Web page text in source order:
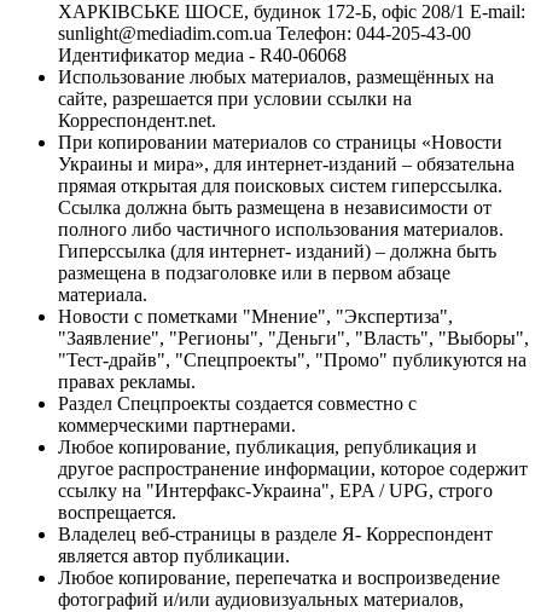
ХАРКІВСЬКЕ ШОСЕ, будинок 172-Б, офіс 208/1 E-mail:
sunlight@mediadim.com.ua Телефон: 044-205-43-00
Идентификатор медиа - R40-06068
Использование любых материалов, размещённых на
сайте, разрешается при условии ссылки на
Корреспондент.net.
При копировании материалов со страницы «Новости
Украины и мира», для интернет-изданий – обязательна
прямая открытая для поисковых систем гиперссылка.
Ссылка должна быть размещена в независимости от
полного либо частичного использования материалов.
Гиперссылка (для интернет- изданий) – должна быть
размещена в подзаголовке или в первом абзаце
материала.
Новости с пометками "Мнение", "Экспертиза",
"Заявление", "Регионы", "Деньги", "Власть", "Выборы",
"Тест-драйв", "Спецпроекты", "Промо" публикуются на
правах рекламы.
Раздел Спецпроекты создается совместно с
коммерческими партнерами.
Любое копирование, публикация, републикация и
другое распространение информации, которое содержит
ссылку на "Интерфакс-Украина", EPA / UPG, строго
воспрещается.
Владелец веб-страницы в разделе Я- Корреспондент
является автор публикации.
Любое копирование, перепечатка и воспроизведение
фотографий и/или аудиовизуальных материалов,